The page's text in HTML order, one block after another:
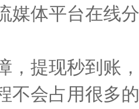
媒体平台在线
，提现秒到账
不会占用很多